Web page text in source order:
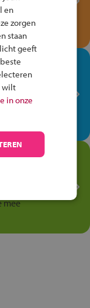
je op je
jouw talent
elke dag
de
mee
en
zorgen
staan
geeft
wilt
in onze